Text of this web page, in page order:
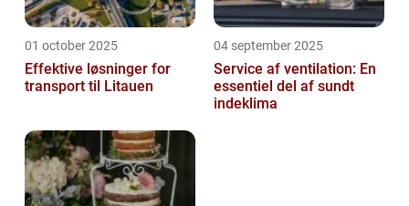
01 october 2025
Effektive løsninger for
transport til Litauen
04 september 2025
Service af ventilation: En
essentiel del af sundt
indeklima